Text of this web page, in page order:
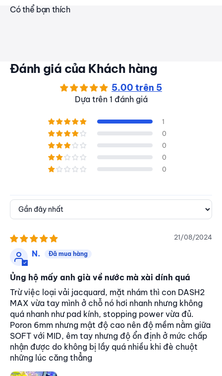
Có thể bạn thích
Đánh giá của Khách hàng
5.00 trên 5
Dựa trên 1 đánh giá
1
0
0
0
0
Sort by
21/08/2024
N.
Ủng hộ mấy anh già về nước mà xài dính quá
Trừ việc loại vải jacquard, mặt nhám thì con DASH2
MAX vừa tay mình ở chỗ nó hơi nhanh nhưng không
quá nhanh như pad kính, stopping power vừa đủ.
Poron 6mm nhưng mật độ cao nên độ mềm nằm giữa
SOFT với MID, êm tay nhưng độ ổn định ở mức chấp
nhận được do không bị lầy quá nhiều khi đè chuột
những lúc căng thẳng